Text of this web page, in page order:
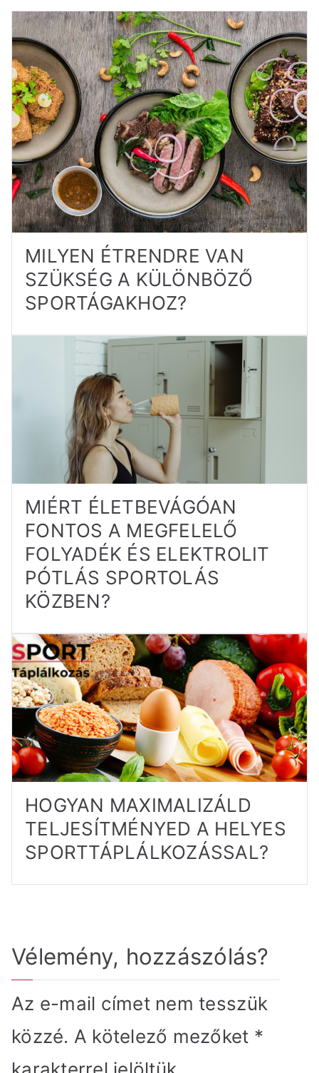
MILYEN ÉTRENDRE VAN
SZÜKSÉG A KÜLÖNBÖZŐ
SPORTÁGAKHOZ?
MIÉRT ÉLETBEVÁGÓAN
FONTOS A MEGFELELŐ
FOLYADÉK ÉS ELEKTROLIT
PÓTLÁS SPORTOLÁS
KÖZBEN?
HOGYAN MAXIMALIZÁLD
TELJESÍTMÉNYED A HELYES
SPORTTÁPLÁLKOZÁSSAL?
Vélemény, hozzászólás?
Az e-mail címet nem tesszük
közzé. A kötelező mezőket *